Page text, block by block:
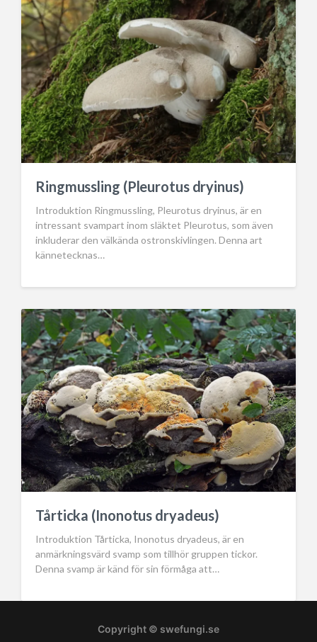
Ringmussling (Pleurotus dryinus)
Introduktion Ringmussling, Pleurotus dryinus, är en
intressant svampart inom släktet Pleurotus, som även
inkluderar den välkända ostronskivlingen. Denna art
kännetecknas…
Tårticka (Inonotus dryadeus)
Introduktion Tårticka, Inonotus dryadeus, är en
anmärkningsvärd svamp som tillhör gruppen tickor.
Denna svamp är känd för sin förmåga att…
Copyright © swefungi.se